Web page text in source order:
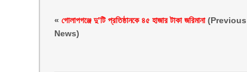
«গোলাপগঞ্জে দু’টি প্রতিষ্ঠানকে ৪৫ হাজার টাকা জরিমানা(Previous
News)